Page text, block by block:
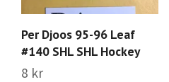
Per Djoos 95-96 Leaf
#140 SHL SHL Hockey
8 kr